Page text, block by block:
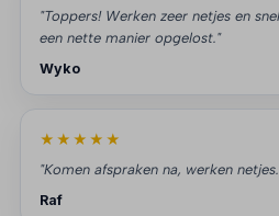
"Toppers! Werken zeer netjes en
een nette manier opgelost."
Wyko
★★★★★
"Komen afspraken na, werken
Raf